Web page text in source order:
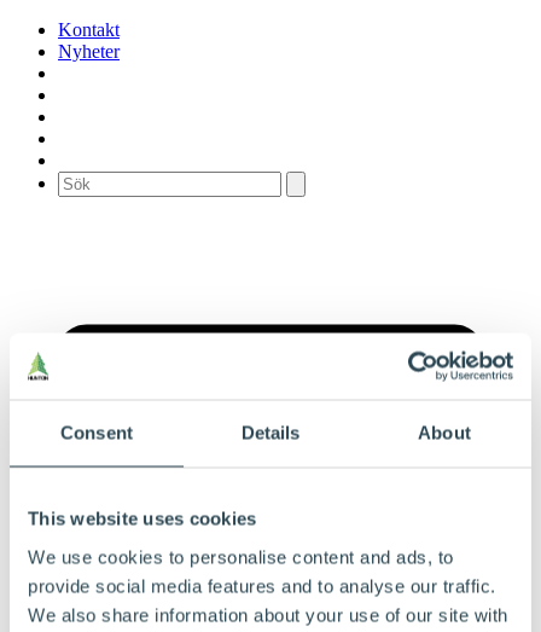
Consent Details About
This website uses cookies
We use cookies to personalise content and ads, to
provide social media features and to analyse our traffic.
We also share information about your use of our site with
Kontakt
Nyheter